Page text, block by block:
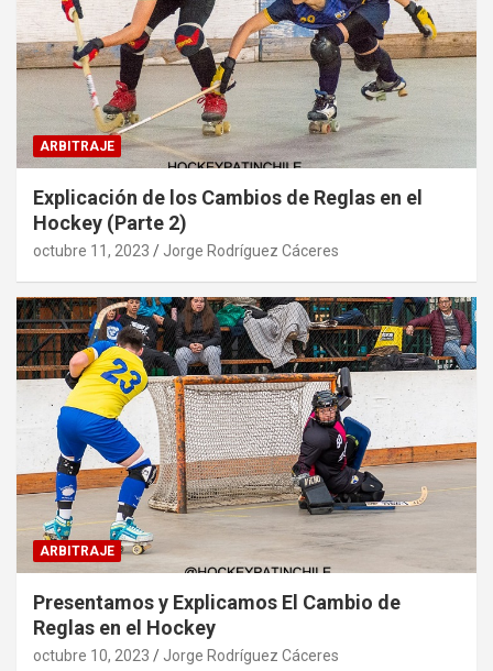
ARBITRAJE
Explicación de los Cambios de Reglas en el
Hockey (Parte 2)
octubre 11, 2023 Jorge Rodríguez Cáceres
ARBITRAJE
Presentamos y Explicamos El Cambio de
Reglas en el Hockey
octubre 10, 2023 Jorge Rodríguez Cáceres